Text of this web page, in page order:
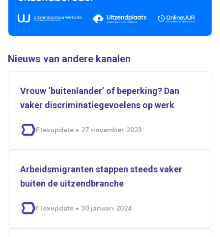
Nieuws van andere kanalen
Vrouw ‘buitenlander’ of beperking? Dan
vaker discriminatiegevoelens op werk
Flexupdate • 27 november 2023
Arbeidsmigranten stappen steeds vaker
buiten de uitzendbranche
Flexupdate • 30 januari 2024
Ontvang vacatures direct in
je mailbox
Artikelen zoeken
Normering Arbeid
ZiPconomy